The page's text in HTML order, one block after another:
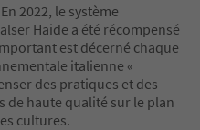
2022, le système
Haide a été récompensé
est décerné chaque
italienne «
des pratiques et des
de haute qualité sur le plan
cultures.